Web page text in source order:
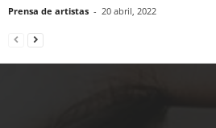
Prensa de artistas - 20 abril, 2022